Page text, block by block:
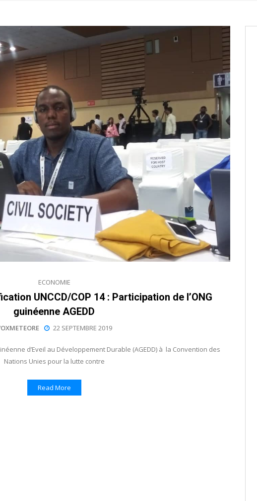
à une prestation de serment et à une
vos représentants aux CACV (centralisation
mai : retrait des cartes d’électeurs possible
de vote : vos informations à transmettre
ECONOMIE
UNCCD/COP 14 : Participation de l’ONG
guinéenne AGEDD
22 SEPTEMBRE 2019
d’Eveil au Développement Durable (AGEDD) à la Convention des
Nations Unies pour la lutte contre
Read More